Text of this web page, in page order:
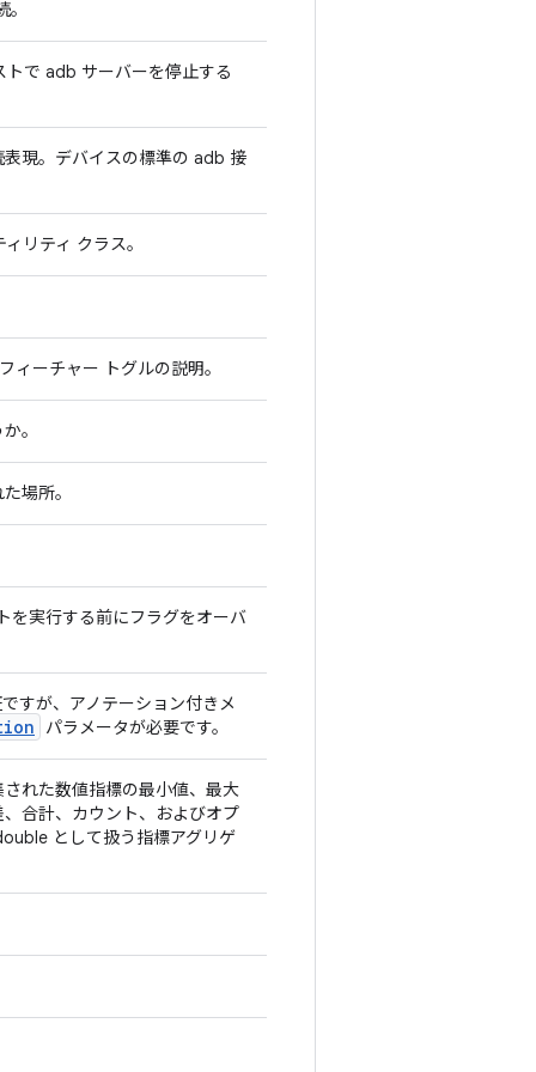
。
で adb サーバーを停止する
現。デバイスの標準の adb 接
リティ クラス。
ーチャー トグルの説明。
。
場所。
を実行する前にフラグをオーバ
すが、アノテーション付きメ
パラメータが必要です。
れた数値指標の最小値、最大
合計、カウント、およびオプ
として扱う指標アグリゲ